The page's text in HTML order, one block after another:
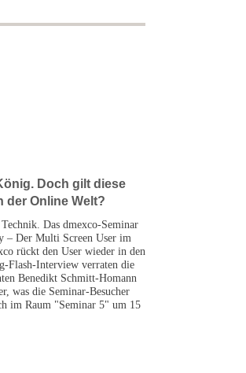
Doch gilt diese
der Online Welt?
Das dmexco-Seminar
– Der Multi Screen User im
rückt den User wieder in den
Flash-Interview verraten die
Benedikt Schmitt-Homann
was die Seminar-Besucher
im Raum "Seminar 5" um 15